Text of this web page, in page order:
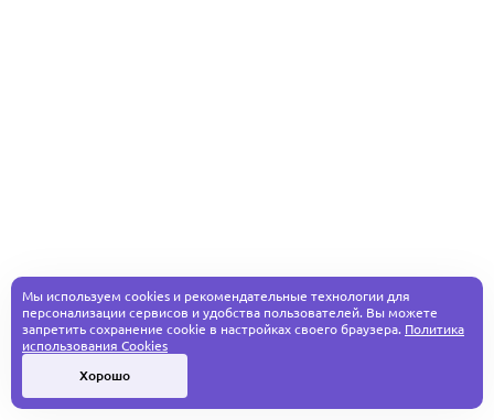
Мы используем cookies и рекомендательные технологии для
персонализации сервисов и удобства пользователей. Вы можете
запретить сохранение cookie в настройках своего браузера. Политика
использования Cookies
Хорошо